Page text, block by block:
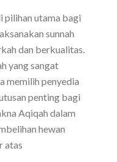
pilihan utama bagi
sunnah
dan berkualitas.
yang sangat
memilih penyedia
penting bagi
Aqiqah dalam
hewan
atas